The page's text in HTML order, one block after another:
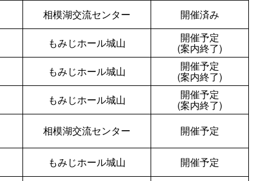
相模湖交流センター 開催済み
もみじホール城山 開催予定
(案内終了)
もみじホール城山 開催予定
(案内終了)
もみじホール城山 開催予定
(案内終了)
相模湖交流センター 開催予定
もみじホール城山 開催予定